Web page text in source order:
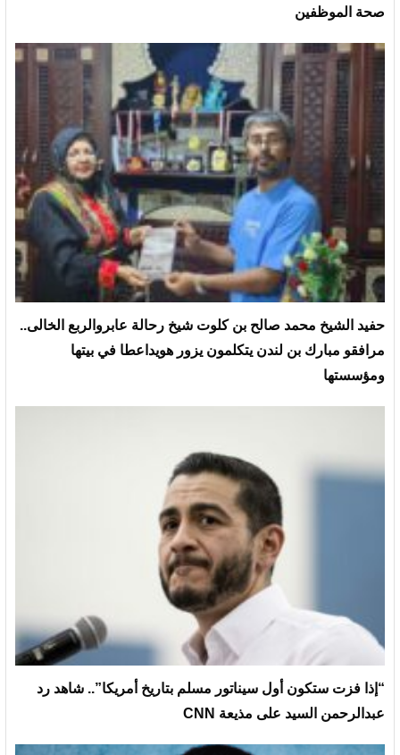
صحة الموظفين
حفيد الشيخ محمد صالح بن كلوت شيخ رحالة عابروالربع الخالى..
مرافقو مبارك بن لندن يتكلمون يزور هويداعطا في بيتها
ومؤسستها
“إذا فزت ستكون أول سيناتور مسلم بتاريخ أمريكا”.. شاهد رد
عبدالرحمن السيد على مذيعة CNN